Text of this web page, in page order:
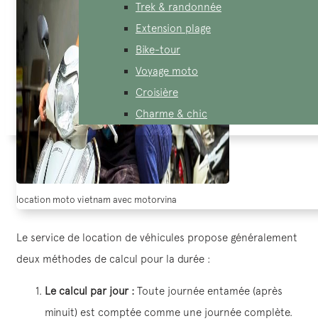
Trek & randonnée
Extension plage
Bike-tour
Voyage moto
Croisière
Charme & chic
location moto vietnam avec motorvina
Le service de location de véhicules propose généralement
deux méthodes de calcul pour la durée :
Le calcul par jour : Toute journée entamée (après
minuit) est comptée comme une journée complète.